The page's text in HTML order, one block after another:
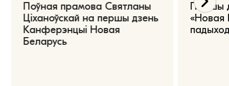
Поўная прамова Святланы
Ціханоўскай на першы дзень
Канферэнцыі Новая
Беларусь
Першы
«Новая